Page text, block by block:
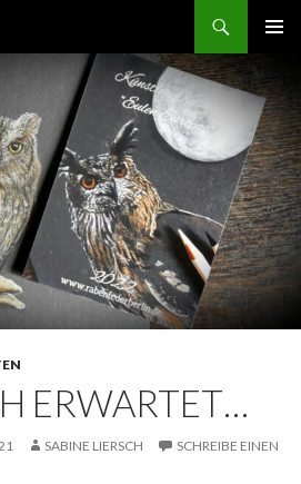
ERWARTET…
SABINE LIERSCH
SCHREIBE EINEN